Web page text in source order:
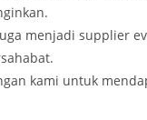
menjadi supplier
kami untuk